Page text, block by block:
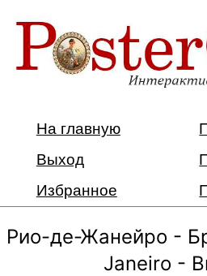
На главную
Выход
Избранное
Рио-де-Жанейро -
Janeiro -